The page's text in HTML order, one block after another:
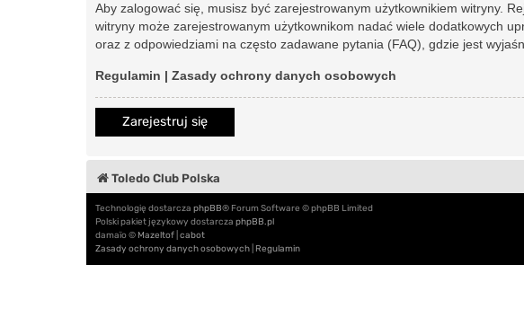
Aby zalogować się, musisz być zarejestrowanym użytkownikiem witryny.
witryny może zarejestrowanym użytkownikom nadać wiele dodatkowych
oraz z odpowiedziami na często zadawane pytania (FAQ), gdzie jest
Regulamin | Zasady ochrony danych osobowych
Zarejestruj się
Toledo Club Polska
Technologię dostarcza phpBB® Forum Software © phpBB Limited
Polski pakiet językowy dostarcza phpBB.pl
damaïo © Mazeltof cabot
Zasady ochrony danych osobowych Regulamin